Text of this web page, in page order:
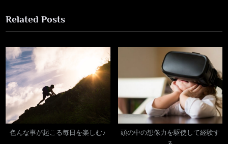
稿
ナ
ビ
ゲ
ー
シ
ョ
e
v
i
o
u
s
P
o
s
t
t
P
:
Related Posts
色んな事が起こる毎日を楽しむ♪
頭の中の想像力を駆使して経験す